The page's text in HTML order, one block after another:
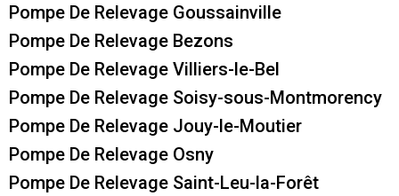
Pompe De Relevage Goussainville
Pompe De Relevage Bezons
Pompe De Relevage Villiers-le-Bel
Pompe De Relevage Soisy-sous-Montmorency
Pompe De Relevage Jouy-le-Moutier
Pompe De Relevage Osny
Pompe De Relevage Saint-Leu-la-Forêt